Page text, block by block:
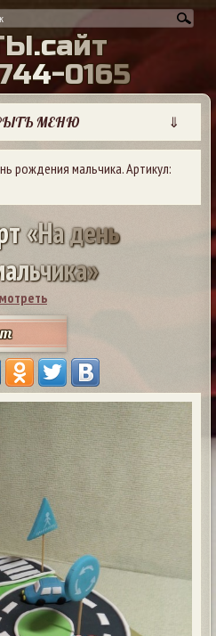
Ы.сайт
44-0165
МЕНЮ ⇓
рождения мальчика. Артикул:
т«Надень
альчика»